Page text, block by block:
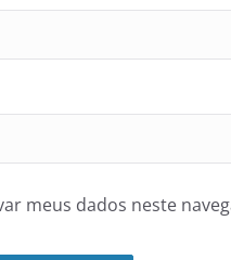
meus dados neste